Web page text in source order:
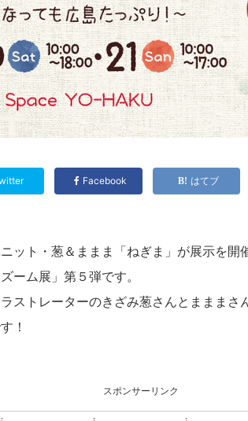
Facebook はてブ
ット・葱＆ままま「ねぎま」が展示を開
ーム展」第５弾です。
ラストレーターのきざみ葱さんとまままさ
！
スポンサーリンク